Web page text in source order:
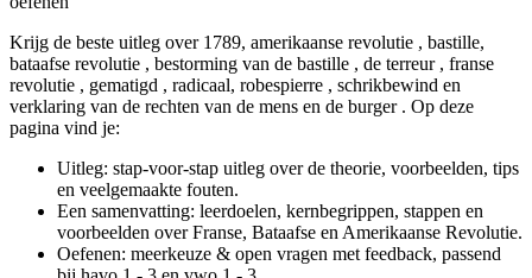
Krijg de beste uitleg over 1789, amerikaanse revolutie , bastille,
bataafse revolutie , bestorming van de bastille , de terreur , franse
revolutie , gematigd , radicaal, robespierre , schrikbewind en
verklaring van de rechten van de mens en de burger . Op deze
pagina vind je:
Uitleg: stap-voor-stap uitleg over de theorie, voorbeelden, tips
en veelgemaakte fouten.
Een samenvatting: leerdoelen, kernbegrippen, stappen en
voorbeelden overFranse, Bataafse en Amerikaanse Revolutie.
Oefenen: meerkeuze & open vragen met feedback, passend